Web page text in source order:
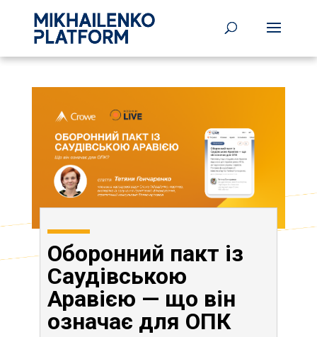
Оборонний пакт із
Саудівською
Аравією — що він
означає для ОПК